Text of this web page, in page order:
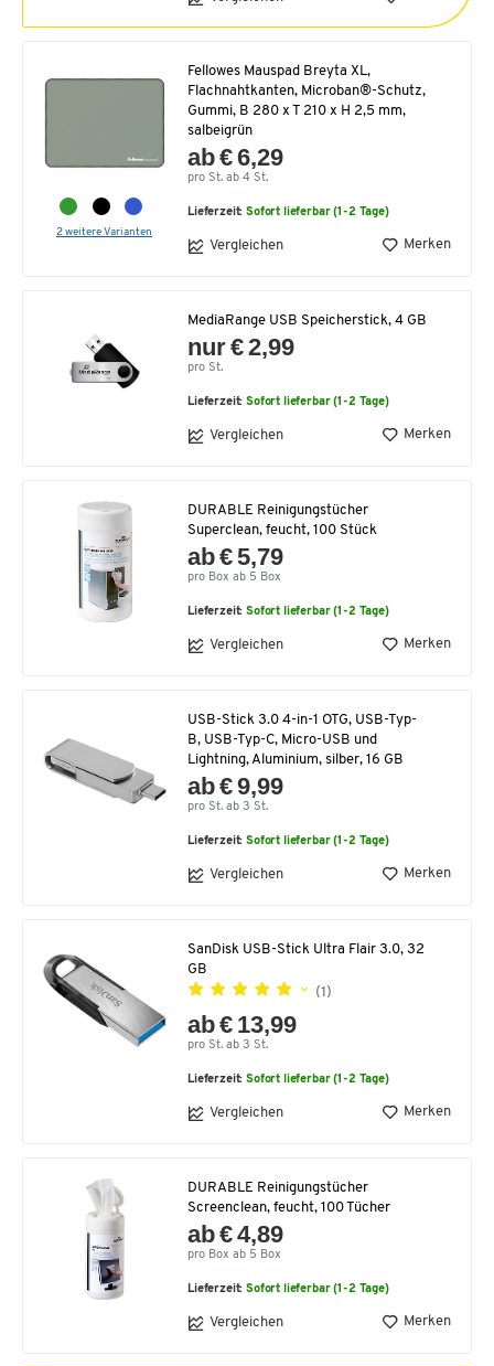
2 weitere Varianten
Fellowes Mauspad Breyta XL,
Flachnahtkanten, Microban®-Schutz,
Gummi, B 280 x T 210 x H 2,5 mm,
salbeigrün
ab € 6,29
pro St. ab 4 St.
Lieferzeit:Sofort lieferbar (1-2 Tage)
Vergleichen Merken
MediaRange USB Speicherstick, 4 GB
nur € 2,99
pro St.
Lieferzeit:Sofort lieferbar (1-2 Tage)
Vergleichen Merken
DURABLE Reinigungstücher
Superclean, feucht, 100 Stück
ab € 5,79
pro Box ab 5 Box
Lieferzeit:Sofort lieferbar (1-2 Tage)
Vergleichen Merken
USB-Stick 3.0 4-in-1 OTG, USB-Typ-
B, USB-Typ-C, Micro-USB und
Lightning, Aluminium, silber, 16 GB
ab € 9,99
pro St. ab 3 St.
Lieferzeit:Sofort lieferbar (1-2 Tage)
Vergleichen Merken
SanDisk USB-Stick Ultra Flair 3.0, 32
GB
(1)
ab € 13,99
pro St. ab 3 St.
Lieferzeit:Sofort lieferbar (1-2 Tage)
Vergleichen Merken
DURABLE Reinigungstücher
Screenclean, feucht, 100 Tücher
ab € 4,89
pro Box ab 5 Box
Lieferzeit:Sofort lieferbar (1-2 Tage)
Vergleichen Merken